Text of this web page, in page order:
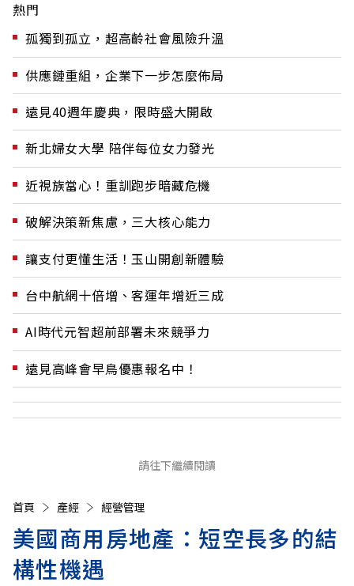
熱門
孤獨到孤立，超高齡社會風險升溫
供應鏈重組，企業下一步怎麼佈局
遠見40週年慶典，限時盛大開啟
新北婦女大學 陪伴每位女力發光
近視族當心！重訓跑步暗藏危機
破解決策新焦慮，三大核心能力
讓支付更懂生活！玉山開創新體驗
台中航網十倍增、客運年增近三成
AI時代元智超前部署未來競爭力
遠見高峰會早鳥優惠報名中！
請往下繼續閱讀
首頁 產經 經營管理
美國商用房地產：短空長多的結
構性機遇